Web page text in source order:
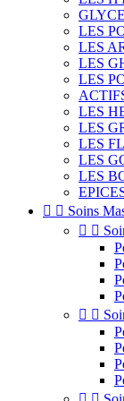
LES
LES
LES
LES
LES
LES
LES
LES
LES
  Soins
 
 